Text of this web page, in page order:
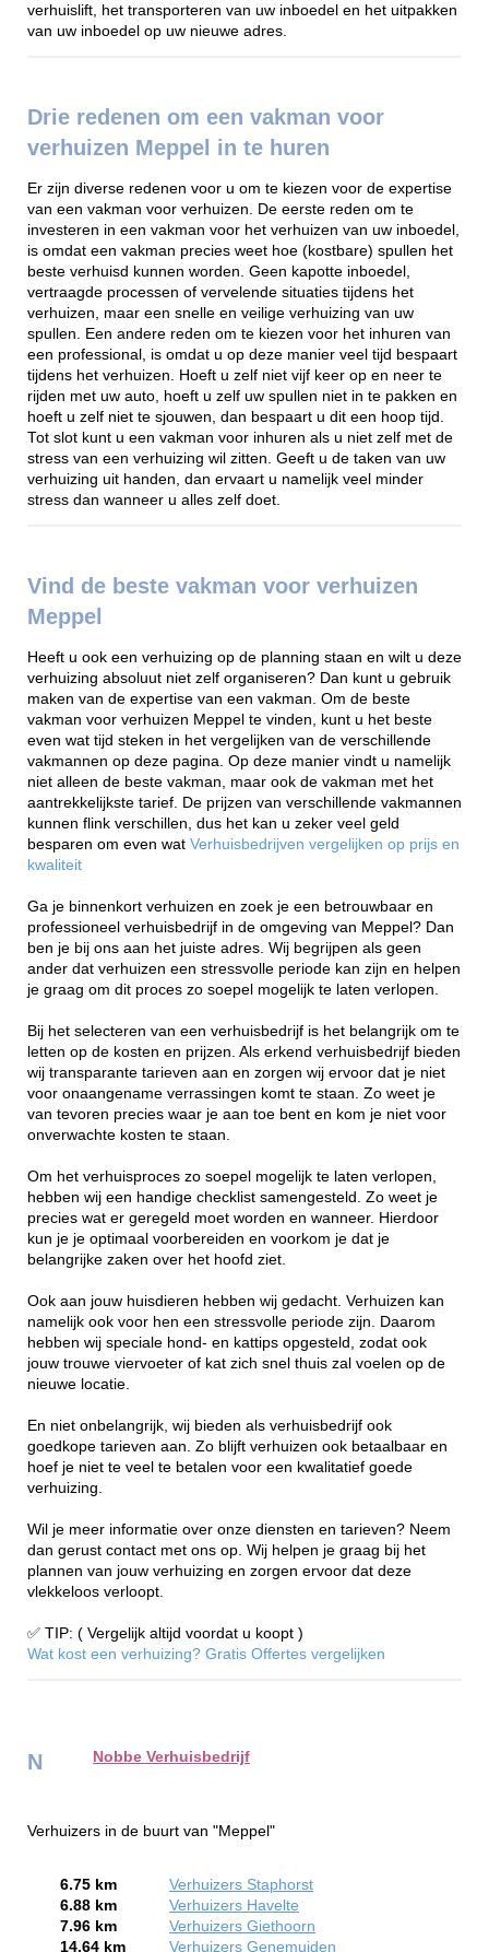
verhuislift, het transporteren van uw inboedel en het uitpakken
van uw inboedel op uw nieuwe adres.
Drie redenen om een vakman voor
verhuizen Meppel in te huren
Er zijn diverse redenen voor u om te kiezen voor de expertise
van een vakman voor verhuizen. De eerste reden om te
investeren in een vakman voor het verhuizen van uw inboedel,
is omdat een vakman precies weet hoe (kostbare) spullen het
beste verhuisd kunnen worden. Geen kapotte inboedel,
vertraagde processen of vervelende situaties tijdens het
verhuizen, maar een snelle en veilige verhuizing van uw
spullen. Een andere reden om te kiezen voor het inhuren van
een professional, is omdat u op deze manier veel tijd bespaart
tijdens het verhuizen. Hoeft u zelf niet vijf keer op en neer te
rijden met uw auto, hoeft u zelf uw spullen niet in te pakken en
hoeft u zelf niet te sjouwen, dan bespaart u dit een hoop tijd.
Tot slot kunt u een vakman voor inhuren als u niet zelf met de
stress van een verhuizing wil zitten. Geeft u de taken van uw
verhuizing uit handen, dan ervaart u namelijk veel minder
stress dan wanneer u alles zelf doet.
Vind de beste vakman voor verhuizen
Meppel
Heeft u ook een verhuizing op de planning staan en wilt u deze
verhuizing absoluut niet zelf organiseren? Dan kunt u gebruik
maken van de expertise van een vakman. Om de beste
vakman voor verhuizen Meppel te vinden, kunt u het beste
even wat tijd steken in het vergelijken van de verschillende
vakmannen op deze pagina. Op deze manier vindt u namelijk
niet alleen de beste vakman, maar ook de vakman met het
aantrekkelijkste tarief. De prijzen van verschillende vakmannen
kunnen flink verschillen, dus het kan u zeker veel geld
besparen om even wat Verhuisbedrijven vergelijken op prijs en
kwaliteit
Ga je binnenkort verhuizen en zoek je een betrouwbaar en
professioneel verhuisbedrijf in de omgeving van Meppel? Dan
ben je bij ons aan het juiste adres. Wij begrijpen als geen
ander dat verhuizen een stressvolle periode kan zijn en helpen
je graag om dit proces zo soepel mogelijk te laten verlopen.
Bij het selecteren van een verhuisbedrijf is het belangrijk om te
letten op de kosten en prijzen. Als erkend verhuisbedrijf bieden
wij transparante tarieven aan en zorgen wij ervoor dat je niet
voor onaangename verrassingen komt te staan. Zo weet je
van tevoren precies waar je aan toe bent en kom je niet voor
onverwachte kosten te staan.
Om het verhuisproces zo soepel mogelijk te laten verlopen,
hebben wij een handige checklist samengesteld. Zo weet je
precies wat er geregeld moet worden en wanneer. Hierdoor
kun je je optimaal voorbereiden en voorkom je dat je
belangrijke zaken over het hoofd ziet.
Ook aan jouw huisdieren hebben wij gedacht. Verhuizen kan
namelijk ook voor hen een stressvolle periode zijn. Daarom
hebben wij speciale hond- en kattips opgesteld, zodat ook
jouw trouwe viervoeter of kat zich snel thuis zal voelen op de
nieuwe locatie.
En niet onbelangrijk, wij bieden als verhuisbedrijf ook
goedkope tarieven aan. Zo blijft verhuizen ook betaalbaar en
hoef je niet te veel te betalen voor een kwalitatief goede
verhuizing.
Wil je meer informatie over onze diensten en tarieven? Neem
dan gerust contact met ons op. Wij helpen je graag bij het
plannen van jouw verhuizing en zorgen ervoor dat deze
vlekkeloos verloopt.
✅ TIP: ( Vergelijk altijd voordat u koopt )
Wat kost een verhuizing? Gratis Offertes vergelijken
N Nobbe Verhuisbedrijf
Verhuizers in de buurt van "Meppel"
6.75 km
Verhuizers Staphorst
6.88 km
Verhuizers Havelte
7.96 km
Verhuizers Giethoorn
14.64 km
Verhuizers Genemuiden